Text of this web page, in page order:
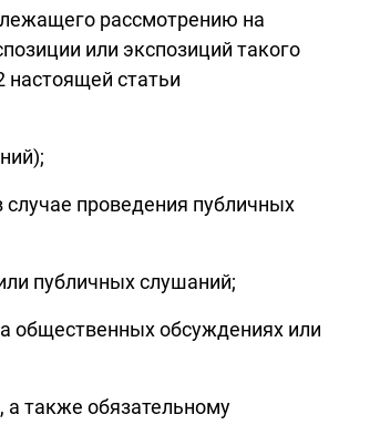
рассмотрению на
или экспозиций такого
статьи
проведения публичных
публичных слушаний;
общественных обсуждениях или
а также обязательному